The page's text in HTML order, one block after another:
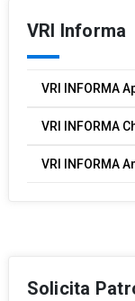
VRI Informa
VRI INFORMA
VRI INFORMA
VRI INFORMA
Solicita